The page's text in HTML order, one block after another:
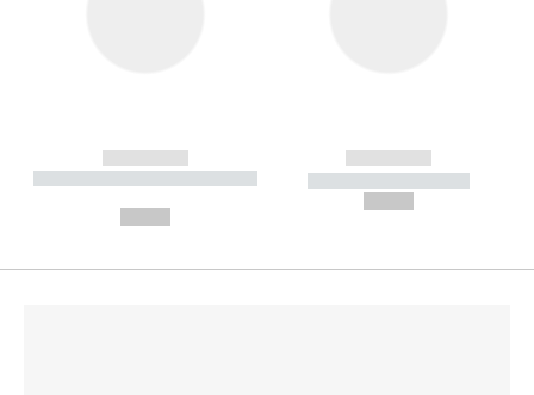
------------
----------- ----------- --------
------------
----------- -----------